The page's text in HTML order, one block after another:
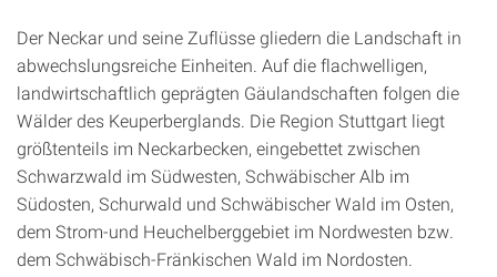
Der Neckar und seine Zuflüsse gliedern die Landschaft in
abwechslungsreiche Einheiten. Auf die flachwelligen,
landwirtschaftlich geprägten Gäulandschaften folgen die
Wälder des Keuperberglands. Die Region Stuttgart liegt
größtenteils im Neckarbecken, eingebettet zwischen
Schwarzwald im Südwesten, Schwäbischer Alb im
Südosten, Schurwald und Schwäbischer Wald im Osten,
dem Strom-und Heuchelberggebiet im Nordwesten bzw.
dem Schwäbisch-Fränkischen Wald im Nordosten.